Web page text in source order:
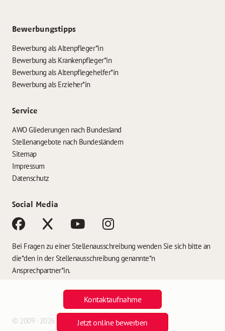
Kontaktaufnahme
Jetzt online bewerben
Bewerbungstipps
Bewerbung als Altenpfleger*in
Bewerbung als Krankenpfleger*in
Bewerbung als Altenpflegehelfer*in
Bewerbung als Erzieher*in
Service
AWO Gliederungen nach Bundesland
Stellenangebote nach Bundesländern
Sitemap
Impressum
Datenschutz
Social Media
Bei Fragen zu einer Stellenausschreibung wenden Sie sich bitte an
die*den in der Stellenausschreibung genannte*n
Ansprechpartner*in.
© 2009 - 2026 AWO Jobs